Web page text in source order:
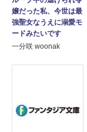
嬢だった私、今世は最
強聖女なうえに溺愛モ
ードみたいです
一分咲 woonak